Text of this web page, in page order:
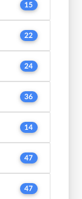
15
22
24
36
14
47
47